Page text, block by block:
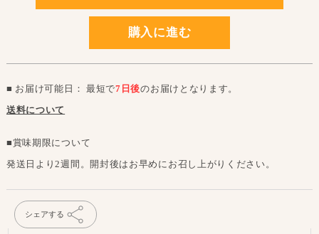
購入に進む
■ お届け可能日： 最短で7日後のお届けとなります。
送料について
■賞味期限について
発送日より2週間。開封後はお早めにお召し上がりください。
シェアする